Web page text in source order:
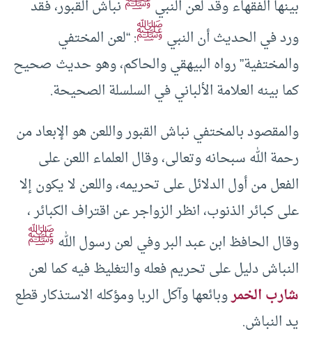
بينها الفقهاء وقد لعن النبي
نباش القبور، فقد
ورد في الحديث أن النبيﷺ: “لعن المختفي
والمختفية” رواه البيهقي والحاكم، وهو حديث صحيح
كما بينه العلامة الألباني في السلسلة الصحيحة.
والمقصود بالمختفي نباش القبور واللعن هو الإبعاد من
رحمة الله سبحانه وتعالى، وقال العلماء اللعن على
الفعل من أول الدلائل على تحريمه، واللعن لا يكون إلا
على كبائر الذنوب، انظر الزواجر عن اقتراف الكبائر ،
وقال الحافظ ابن عبد البر وفي لعن رسول اللهﷺ
النباش دليل على تحريم فعله والتغليظ فيه كما لعن
شارب الخمروبائعها وآكل الربا ومؤكله الاستذكار قطع
يد النباش.